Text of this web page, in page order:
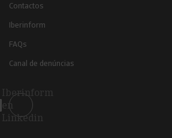
Contactos
Iberinform
FAQs
Canal de denúncias
Iberinform
en
Linkedin